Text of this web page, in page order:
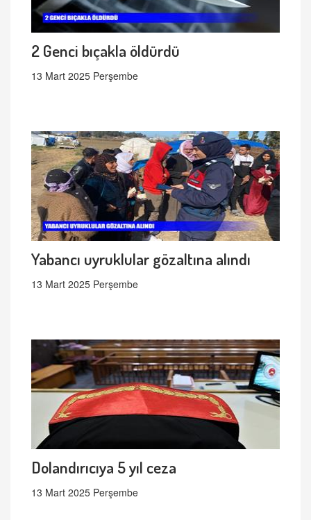
2 Genci bıçakla öldürdü
13 Mart 2025 Perşembe
Yabancı uyruklular gözaltına alındı
13 Mart 2025 Perşembe
Dolandırıcıya 5 yıl ceza
13 Mart 2025 Perşembe